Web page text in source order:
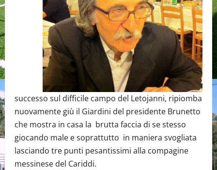
successo sul difficile campo del Letojanni, ripiomba
nuovamente giù il Giardini del presidente Brunetto
che mostra in casa la brutta faccia di se stesso
giocando male e soprattutto in maniera svogliata
lasciando tre punti pesantissimi alla compagine
messinese del Cariddi.